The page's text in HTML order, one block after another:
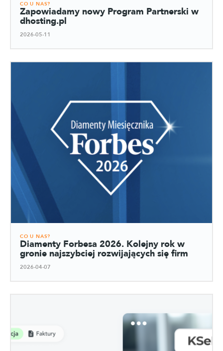
CO U NAS?
Zapowiadamy nowy Program Partnerski w
dhosting.pl
2026-05-11
CO U NAS?
Diamenty Forbesa 2026. Kolejny rok w
gronie najszybciej rozwijających się firm
2026-04-07